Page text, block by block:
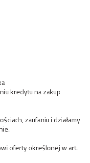
kredytu na zakup
zaufaniu i działamy
oferty określonej w art.